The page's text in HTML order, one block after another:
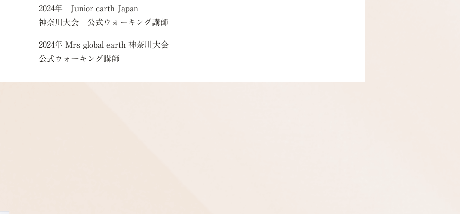
2024年 Junior earth Japan
神奈川大会 公式ウォーキング講師
2024年 Mrs global earth 神奈川大会
公式ウォーキング講師